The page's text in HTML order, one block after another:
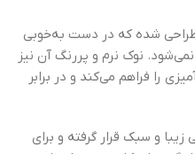
طراحی شده که در دست به‌خوبی
نوک نرم و پررنگ آن نیز
را فراهم می‌کند و در برابر
و سبک قرار گرفته و برای